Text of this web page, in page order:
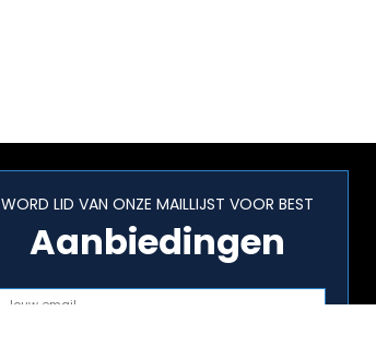
WORD LID VAN ONZE MAILLIJST VOOR BEST
Aanbiedingen